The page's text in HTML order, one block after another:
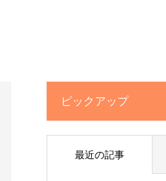
ピックアップ
最近の記事